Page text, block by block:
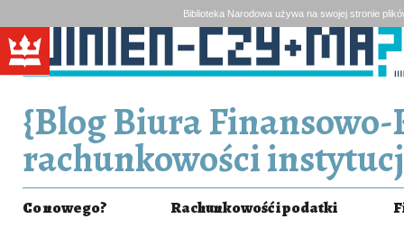
Biblioteka Narodowa używa na swojej stronie
{Blog Biura
rachunkowości
Co nowego? Rachunkowość i podatki